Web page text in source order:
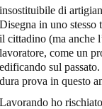
insostituibile di
Disegna in uno stesso
il cittadino (ma anche
lavoratore, come un
edificando sul
dura prova in questo
Lavorando ho